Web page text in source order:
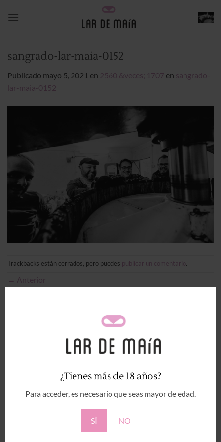
¿Tienes más de 18 años?
Para acceder, es necesario que seas mayor de edad.
SÍ NO
sangrado-lar-maia-0152
Publicado mayo 5, 2021 en 2560 &veces; 1707 en sangrado-
lar-maia-0152
Trackbacks están cerrados, pero puedes publicar un comentario.
← Anterior
Deja una respuesta
Tu dirección de correo electrónico no será publicada.
Los campos obligatorios están marcados con